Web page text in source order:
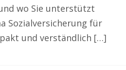
wo Sie unterstützt
Sozialversicherung für
und verständlich […]